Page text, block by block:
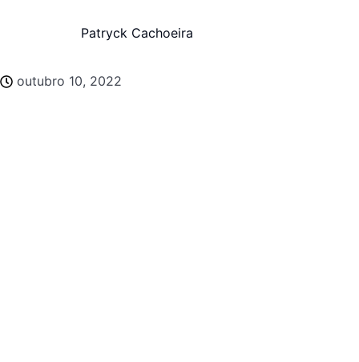
Patryck Cachoeira
outubro 10, 2022